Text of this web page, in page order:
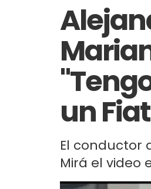
un
El conductor
Mirá el video